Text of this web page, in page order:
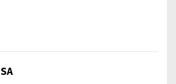
SA